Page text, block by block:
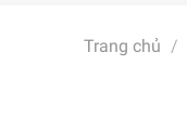
Trang chủ /